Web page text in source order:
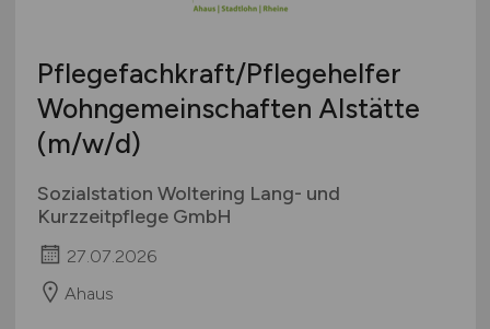
Pflegefachkraft/Pflegehelfer
Wohngemeinschaften Alstätte
(m/w/d)
Sozialstation Woltering Lang- und
Kurzzeitpflege GmbH
27.07.2026
Ahaus